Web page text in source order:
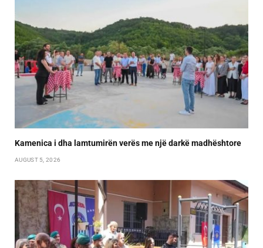
Kamenica i dha lamtumirën verës me një darkë madhështore
AUGUST 5, 2026